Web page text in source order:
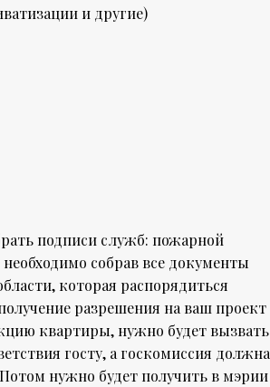
и другие)
подписи служб: пожарной
собрав все документы
которая распорядиться
разрешения на ваш проект
квартиры, нужно будет вызвать
госту, а госкомиссия должна
нужно будет получить в мэрии